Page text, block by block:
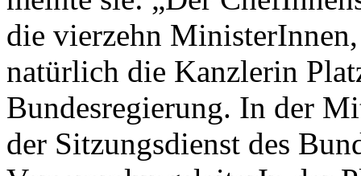
die vierzehn
natürlich die Kanzlerin
Bundesregierung. In der
der Sitzungsdienst des